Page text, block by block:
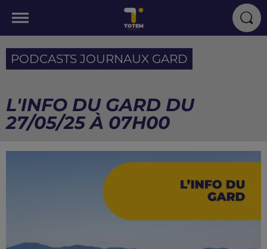
PODCASTS JOURNAUX GARD
L'INFO DU GARD DU
27/05/25 À 07H00